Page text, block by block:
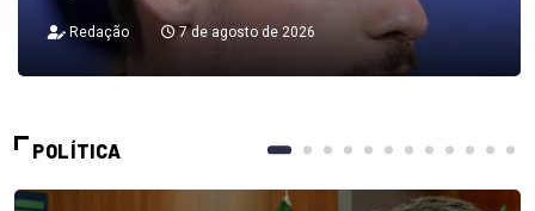
Redação 7 de agosto de 2026
POLÍTICA